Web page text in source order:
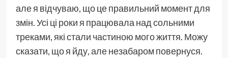
але я відчуваю, що це правильний момент для
змін. Усі ці роки я працювала над сольними
треками, які стали частиною мого життя. Можу
сказати, що я йду, але незабаром повернуся.